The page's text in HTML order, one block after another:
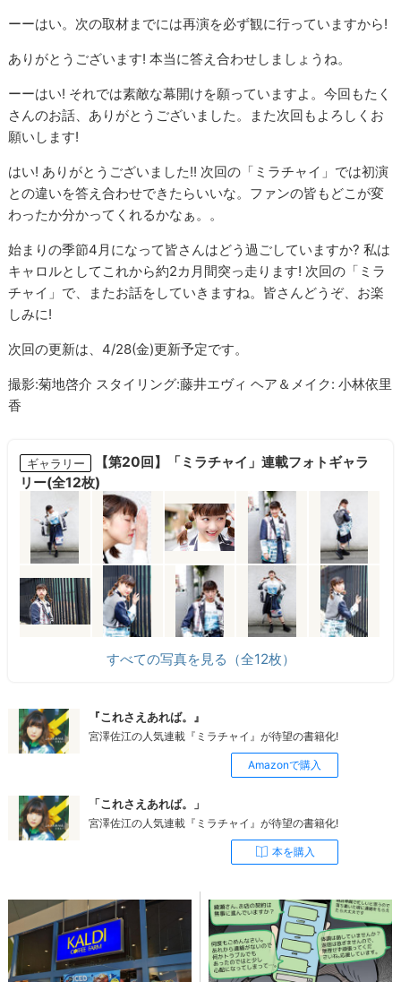
ーーはい。次の取材までには再演を必ず観に行っていますから!
ありがとうございます! 本当に答え合わせしましょうね。
ーーはい! それでは素敵な幕開けを願っていますよ。今回もたく
さんのお話、ありがとうございました。また次回もよろしくお
願いします!
はい! ありがとうございました!! 次回の「ミラチャイ」では初演
との違いを答え合わせできたらいいな。ファンの皆もどこが変
わったか分かってくれるかなぁ。。
始まりの季節4月になって皆さんはどう過ごしていますか? 私は
キャロルとしてこれから約2カ月間突っ走ります! 次回の「ミラ
チャイ」で、またお話をしていきますね。皆さんどうぞ、お楽
しみに!
次回の更新は、4/28(金)更新予定です。
撮影:菊地啓介 スタイリング:藤井エヴィ ヘア＆メイク: 小林依里
香
ギャラリー
【第20回】「ミラチャイ」連載フォトギャラ
リー(全12枚)
すべての写真を見る（全12枚）
『これさえあれば。』
宮澤佐江の人気連載『ミラチャイ』が待望の書籍化!
Amazonで購入
「これさえあれば。」
宮澤佐江の人気連載『ミラチャイ』が待望の書籍化!
本を購入